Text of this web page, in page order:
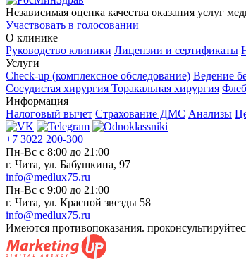
Независимая оценка качества оказания услуг
Участвовать в голосовании
О клинике
Руководство клиники Лицензии и сертификаты
Услуги
Check-up (комплексное обследование) Ведение
Сосудистая хирургия Торакальная хирургия
Информация
Налоговый вычет Страхование ДМС Анализы
+7 3022 200-300
Пн-Вс с 8:00 до 21:00
г. Чита, ул. Бабушкина, 97
info@medlux75.ru
Пн-Вс с 9:00 до 21:00
г. Чита, ул. Красной звезды 58
info@medlux75.ru
Имеются противопоказания.